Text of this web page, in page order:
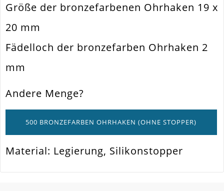
Größe der bronzefarbenen Ohrhaken 19 x
20 mm
Fädelloch der bronzefarben Ohrhaken 2
mm
Andere Menge?
500 BRONZEFARBEN OHRHAKEN (OHNE STOPPER)
Material: Legierung, Silikonstopper